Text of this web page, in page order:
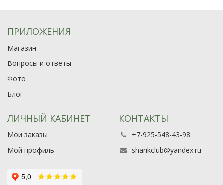
ПРИЛОЖЕНИЯ
Магазин
Вопросы и ответы
Фото
Блог
ЛИЧНЫЙ КАБИНЕТ
Мои заказы
Мой профиль
КОНТАКТЫ
+7-925-548-43-98
sharikclub@yandex.ru